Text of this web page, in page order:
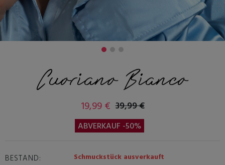
Cuoriano Bianco
19,99 € 39,99 €
ABVERKAUF -50%
BESTAND: Schmuckstück ausverkauft